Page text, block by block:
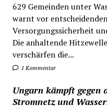
629 Gemeinden unter
warnt vor
Versorgungssicherheit
Die anhaltende
verschärfen die...
1 Kommentar
Ungarn kämpft gegen
Stromnetz und